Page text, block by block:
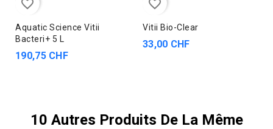
favorite_border
Aquatic Science Vitii
Bacteri+ 5 L
190,75 CHF
favorite_border
Vitii Bio-Clear
33,00 CHF
10 Autres Produits De La Même